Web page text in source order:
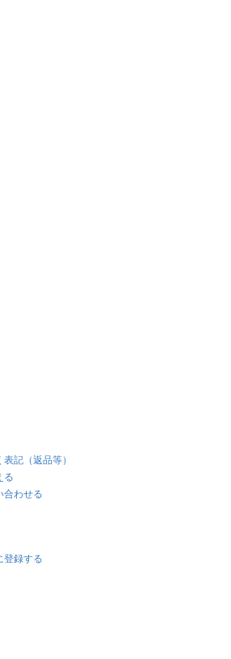
記（返品等）
る
合わせる
登録する